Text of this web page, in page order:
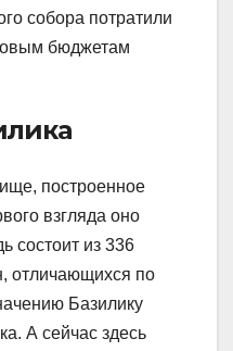
собора потратили
бюджетам
построенное
взгляда оно
состоит из 336
отличающихся по
Базилику
А сейчас здесь